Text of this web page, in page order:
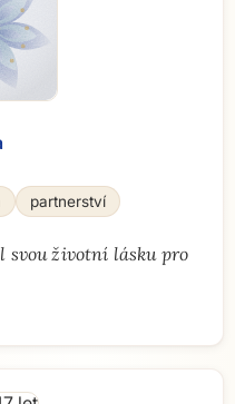
partnerství
svou životní lásku pro